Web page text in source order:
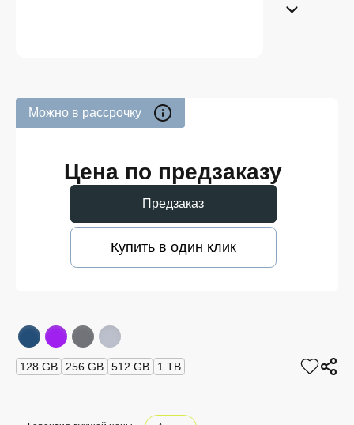
Можно в рассрочку
Цена по предзаказу
Предзаказ
Купить в один клик
128 GB 256 GB 512 GB 1 TB